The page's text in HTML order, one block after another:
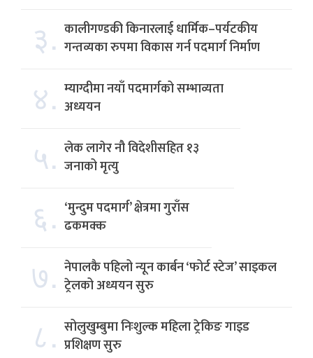
३. कालीगण्डकी किनारलाई धार्मिक–पर्यटकीय
गन्तव्यका रुपमा विकास गर्न पदमार्ग निर्माण
४. म्याग्दीमा नयाँ पदमार्गको सम्भाव्यता
अध्ययन
५. लेक लागेर नौ विदेशीसहित १३
जनाको मृत्यु
६. ‘मुन्दुम पदमार्ग’ क्षेत्रमा गुराँस
ढकमक्क
७. नेपालकै पहिलो न्यून कार्बन ‘फोर्ट स्टेज’ साइकल
ट्रेलको अध्ययन सुरु
८. सोलुखुम्बुमा निःशुल्क महिला ट्रेकिङ गाइड
प्रशिक्षण सुरु